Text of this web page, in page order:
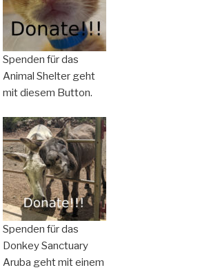
Spenden für das
Animal Shelter geht
mit diesem Button.
Spenden für das
Donkey Sanctuary
Aruba geht mit einem